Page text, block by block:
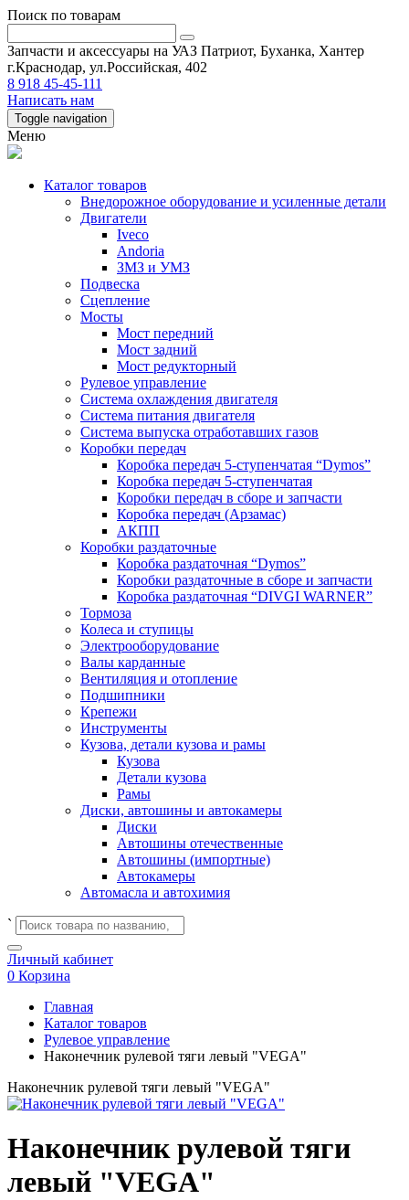
Поиск по товарам
Запчасти и аксессуары на УАЗ Патриот, Буханка, Хантер
г.Краснодар, ул.Российская, 402
8 918 45-45-111
Написать нам
Toggle navigation
Меню
Каталог товаров
Внедорожное оборудование и усиленные детали
Двигатели
Iveco
Andoria
ЗМЗ и УМЗ
Подвеска
Сцепление
Мосты
Мост передний
Мост задний
Мост редукторный
Рулевое управление
Система охлаждения двигателя
Система питания двигателя
Система выпуска отработавших газов
Коробки передач
Коробка передач 5-ступенчатая “Dymos”
Коробка передач 5-ступенчатая
Коробки передач в сборе и запчасти
Коробка передач (Арзамас)
АКПП
Коробки раздаточные
Коробка раздаточная “Dymos”
Коробки раздаточные в сборе и запчасти
Коробка раздаточная “DIVGI WARNER”
Тормоза
Колеса и ступицы
Электрооборудование
Валы карданные
Вентиляция и отопление
Подшипники
Крепежи
Инструменты
Кузова, детали кузова и рамы
Кузова
Детали кузова
Рамы
Диски, автошины и автокамеры
Диски
Автошины отечественные
Автошины (импортные)
Автокамеры
Автомасла и автохимия
`
Личный кабинет
0 Корзина
Главная
Каталог товаров
Рулевое управление
Наконечник рулевой тяги левый "VEGA"
Наконечник рулевой тяги левый "VEGA"
Наконечник рулевой тяги
левый "VEGA"